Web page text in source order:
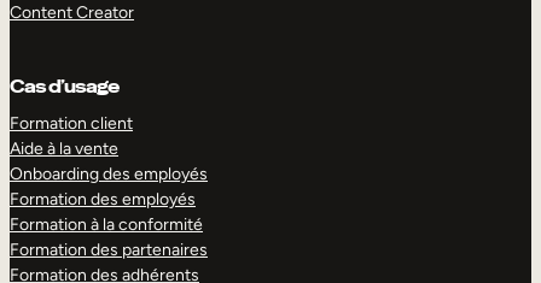
Content Creator
Cas d’usage
Formation client
Aide à la vente
Onboarding des employés
Formation des employés
Formation à la conformité
Formation des partenaires
Formation des adhérents